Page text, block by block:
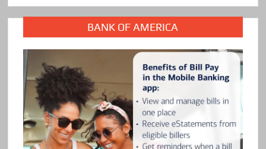
BANK OF AMERICA